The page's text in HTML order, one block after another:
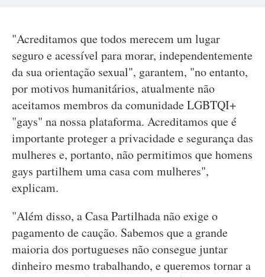
"Acreditamos que todos merecem um lugar
seguro e acessível para morar, independentemente
da sua orientação sexual", garantem, "no entanto,
por motivos humanitários, atualmente não
aceitamos membros da comunidade LGBTQI+
"gays" na nossa plataforma. Acreditamos que é
importante proteger a privacidade e segurança das
mulheres e, portanto, não permitimos que homens
gays partilhem uma casa com mulheres",
explicam.
"Além disso, a Casa Partilhada não exige o
pagamento de caução. Sabemos que a grande
maioria dos portugueses não consegue juntar
dinheiro mesmo trabalhando, e queremos tornar a